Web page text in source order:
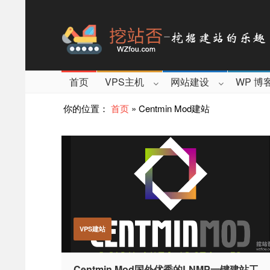
首页 VPS主机 网站建设 WP 博
你的位置： 首页 » Centmin Mod建站
VPS建站